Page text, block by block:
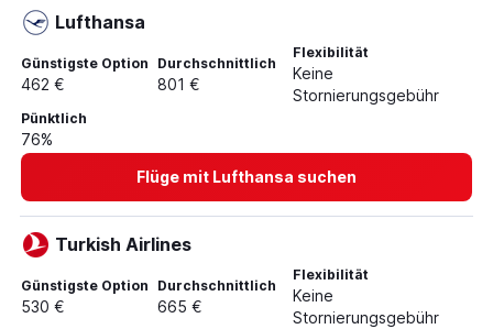
Lufthansa
Günstigste Option
462 €
Durchschnittlich
801 €
Flexibilität
Keine
Stornierungsgebühr
Pünktlich
76%
Flüge mit Lufthansa suchen
Turkish Airlines
Günstigste Option
530 €
Durchschnittlich
665 €
Flexibilität
Keine
Stornierungsgebühr